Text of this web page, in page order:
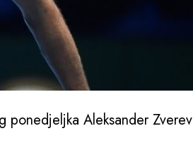
ponedjeljka Aleksander Zverev